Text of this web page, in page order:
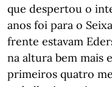
que despertou o
anos foi para o
frente estavam
na altura bem mais
primeiros quatro